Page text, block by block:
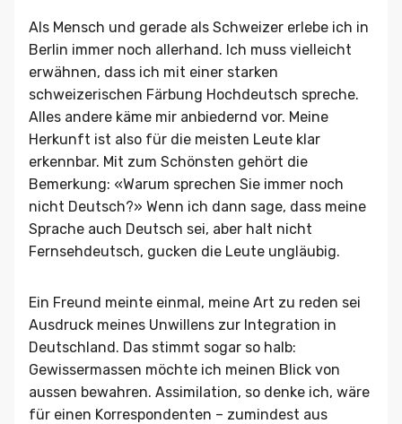
Als Mensch und gerade als Schweizer erlebe ich in
Berlin immer noch allerhand. Ich muss vielleicht
erwähnen, dass ich mit einer starken
schweizerischen Färbung Hochdeutsch spreche.
Alles andere käme mir anbiedernd vor. Meine
Herkunft ist also für die meisten Leute klar
erkennbar. Mit zum Schönsten gehört die
Bemerkung: «Warum sprechen Sie immer noch
nicht Deutsch?» Wenn ich dann sage, dass meine
Sprache auch Deutsch sei, aber halt nicht
Fernsehdeutsch, gucken die Leute ungläubig.
Ein Freund meinte einmal, meine Art zu reden sei
Ausdruck meines Unwillens zur Integration in
Deutschland. Das stimmt sogar so halb:
Gewissermassen möchte ich meinen Blick von
aussen bewahren. Assimilation, so denke ich, wäre
für einen Korrespondenten – zumindest aus